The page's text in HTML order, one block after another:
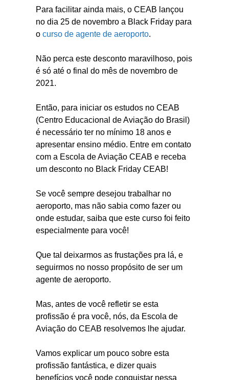
Para facilitar ainda mais, o CEAB lançou
no dia 25 de novembro a Black Friday para
o curso de agente de aeroporto.
Não perca este desconto maravilhoso, pois
é só até o final do mês de novembro de
2021.
Então, para iniciar os estudos no CEAB
(Centro Educacional de Aviação do Brasil)
é necessário ter no mínimo 18 anos e
apresentar ensino médio. Entre em contato
com a Escola de Aviação CEAB e receba
um desconto no Black Friday CEAB!
Se você sempre desejou trabalhar no
aeroporto, mas não sabia como fazer ou
onde estudar, saiba que este curso foi feito
especialmente para você!
Que tal deixarmos as frustações pra lá, e
seguirmos no nosso propósito de ser um
agente de aeroporto.
Mas, antes de você refletir se esta
profissão é pra você, nós, da Escola de
Aviação do CEAB resolvemos lhe ajudar.
Vamos explicar um pouco sobre esta
profissão fantástica, e dizer quais
benefícios você pode conquistar nessa